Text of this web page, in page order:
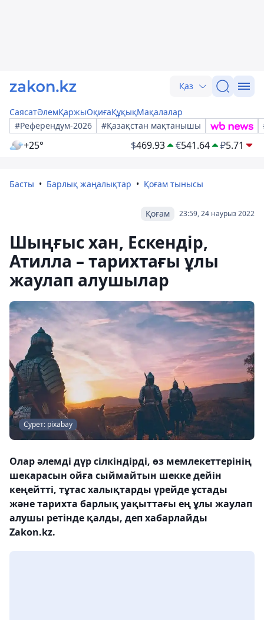
Қаз
СаясатӘлемҚаржыОқиғаҚұқықМақалалар
#Референдум-2026
#Қазақстан мақтанышы
+25° $469.93 €541.64 ₽5.71
Басты Барлық жаңалықтар Қоғам тынысы
23:59, 24 наурыз 2022
Қоғам
Шыңғыс хан, Ескендір,
Атилла – тарихтағы ұлы
жаулап алушылар
Сурет: pixabay
Олар әлемді дүр сілкіндірді, өз мемлекеттерінің
шекарасын ойға сыймайтын шекке дейін
кеңейтті, тұтас халықтарды үрейде ұстады
және тарихта барлық уақыттағы ең ұлы жаулап
алушы ретінде қалды, деп хабарлайды
Zakon.kz.